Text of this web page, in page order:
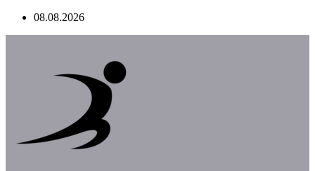
Перейти08.08.2026